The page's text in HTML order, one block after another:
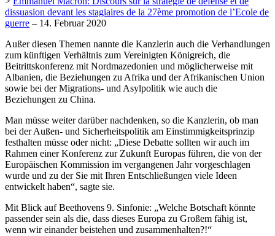
dissuasion devant les stagiaires de la 27ème promotion de l’Ecole de
guerre – 14. Februar 2020
Außer diesen Themen nannte die Kanzlerin auch die Verhandlungen
zum künftigen Verhältnis zum Vereinigten Königreich, die
Beitrittskonferenz mit Nordmazedonien und möglicherweise mit
Albanien, die Beziehungen zu Afrika und der Afrikanischen Union
sowie bei der Migrations- und Asylpolitik wie auch die
Beziehungen zu China.
Man müsse weiter darüber nachdenken, so die Kanzlerin, ob man
bei der Außen- und Sicherheitspolitik am Einstimmigkeitsprinzip
festhalten müsse oder nicht: „Diese Debatte sollten wir auch im
Rahmen einer Konferenz zur Zukunft Europas führen, die von der
Europäischen Kommission im vergangenen Jahr vorgeschlagen
wurde und zu der Sie mit Ihren Entschließungen viele Ideen
entwickelt haben“, sagte sie.
Mit Blick auf Beethovens 9. Sinfonie: „Welche Botschaft könnte
passender sein als die, dass dieses Europa zu Großem fähig ist,
wenn wir einander beistehen und zusammenhalten?!“